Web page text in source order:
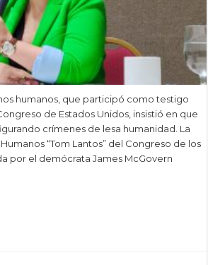
humanos, que participó como testigo
de Estados Unidos, insistió en que
crímenes de lesa humanidad. La
“Tom Lantos” del Congreso de los
por el demócrata James McGovern